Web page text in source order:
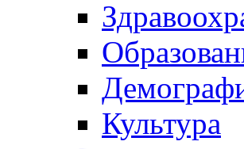
Культура